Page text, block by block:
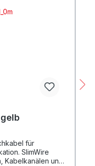
für
SlimWire
Kabelkanälen und